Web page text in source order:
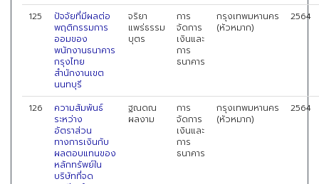
125
ปัจจัยที่มีผลต่อ
พฤติกรรมการ
ออมของ
พนักงานธนาคาร
กรุงไทย
สำนักงานเขต
นนทบุรี
จริยา
แพร่ธรรม
บุตร
การ
จัดการ
เงินและ
การ
ธนาคาร
กรุงเทพมหานคร
(หัวหมาก)
2564
126
ความสัมพันธ์
ระหว่าง
อัตราส่วน
ทางการเงินกับ
ผลตอบแทนของ
หลักทรัพย์ใน
บริษัทที่จด
ฐณดณ
ผลงาม
การ
จัดการ
เงินและ
การ
ธนาคาร
กรุงเทพมหานคร
(หัวหมาก)
2564